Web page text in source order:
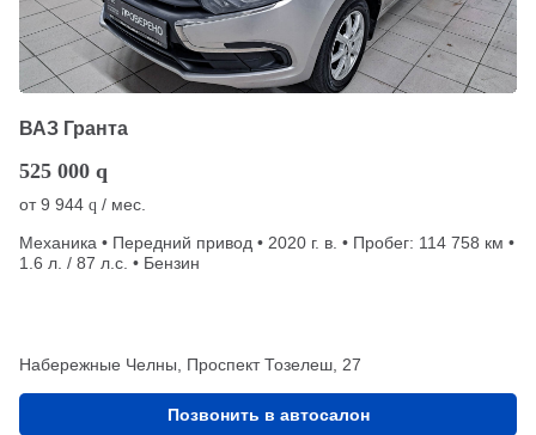
ВАЗ Гранта
525 000 q
от9 944 q / мес.
Механика • Передний привод • 2020 г. в. • Пробег: 114 758 км •
1.6 л. / 87 л.с. • Бензин
Набережные Челны, Проспект Тозелеш, 27
Позвонить в автосалон